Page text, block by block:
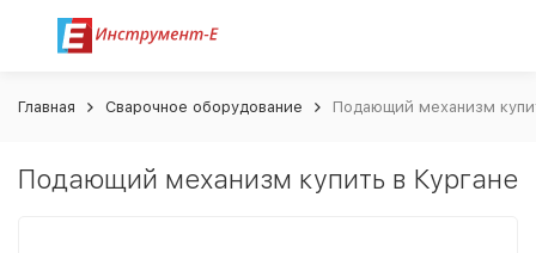
Главная Сварочное оборудование Подающий механизм
Подающий механизм купить в Кургане